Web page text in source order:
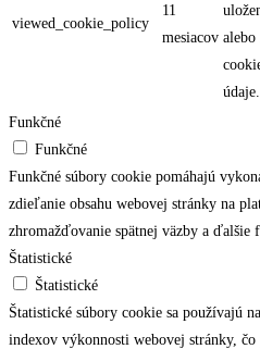
viewed_cookie_policy
11
mesiacov alebo
údaje.
Funkčné
Funkčné
Funkčné súbory cookie pomáhajú
zdieľanie obsahu webovej stránky na
zhromažďovanie spätnej väzby a ďalšie
Štatistické
Štatistické
Štatistické súbory cookie sa používajú
indexov výkonnosti webovej stránky,